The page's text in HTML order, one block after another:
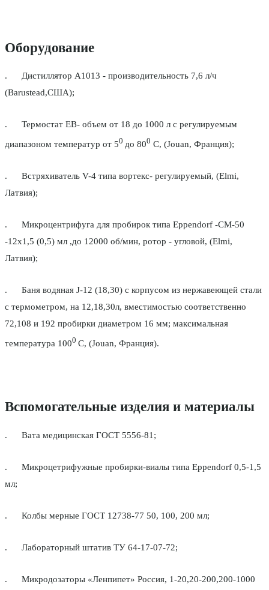
Оборудование
. Дистиллятор А1013 - производительность 7,6 л/ч
(Barustead,США);
. Термостат ЕВ- объем от 18 до 1000 л с регулируемым
диапазоном температур от 50 до 800 С, (Jouan, Франция);
. Встряхиватель V-4 типа вортекс- регулируемый, (Elmi,
Латвия);
. Микроцентрифуга для пробирок типа Eppendorf -СМ-50
-12х1,5 (0,5) мл ,до 12000 об/мин, ротор - угловой, (Elmi,
Латвия);
. Баня водяная J-12 (18,30) с корпусом из нержавеющей стали
с термометром, на 12,18,30л, вместимостью соответственно
72,108 и 192 пробирки диаметром 16 мм; максимальная
температура 1000 С, (Jouan, Франция).
Вспомогательные изделия и материалы
. Вата медицинская ГОСТ 5556-81;
. Микроцетрифужные пробирки-виалы типа Eppendorf 0,5-1,5
мл;
. Колбы мерные ГОСТ 12738-77 50, 100, 200 мл;
. Лабораторный штатив ТУ 64-17-07-72;
. Микродозаторы «Ленпипет» Россия, 1-20,20-200,200-1000